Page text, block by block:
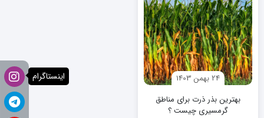
24 بهمن 1403
بهترین بذر ذرت برای مناطق
گرمسیری چیست ؟
اینستاگرام